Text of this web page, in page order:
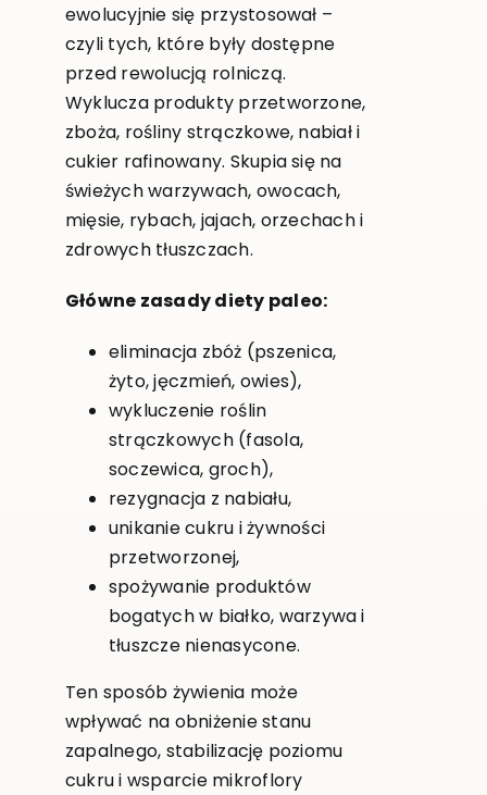
ewolucyjnie się przystosował –
czyli tych, które były dostępne
przed rewolucją rolniczą.
Wyklucza produkty przetworzone,
zboża, rośliny strączkowe, nabiał i
cukier rafinowany. Skupia się na
świeżych warzywach, owocach,
mięsie, rybach, jajach, orzechach i
zdrowych tłuszczach.
Główne zasady diety paleo:
eliminacja zbóż (pszenica,
żyto, jęczmień, owies),
wykluczenie roślin
strączkowych (fasola,
soczewica, groch),
rezygnacja z nabiału,
unikanie cukru i żywności
przetworzonej,
spożywanie produktów
bogatych w białko, warzywa i
tłuszcze nienasycone.
Ten sposób żywienia może
wpływać na obniżenie stanu
zapalnego, stabilizację poziomu
cukru i wsparcie mikroflory